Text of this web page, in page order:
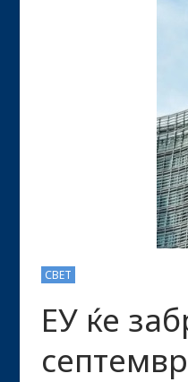
СВЕТ
ЕУ ќе